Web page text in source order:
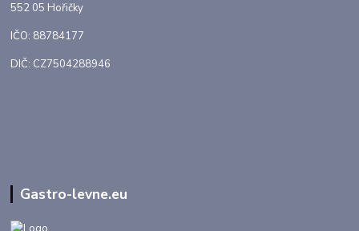
552 05 Hořičky
IČO: 88784177
DIČ: CZ7504288946
Gastro-levne.eu